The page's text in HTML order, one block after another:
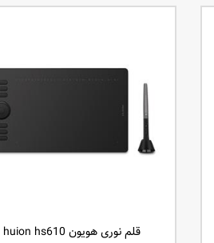
قلم نوری هویون huion hs610